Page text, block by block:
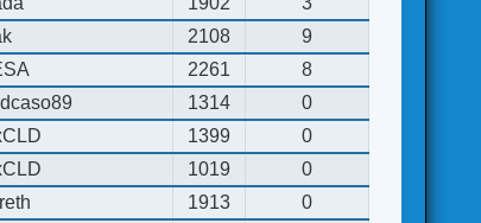
2108
9
2261
8
1314
0
1399
0
1019
0
1913
0